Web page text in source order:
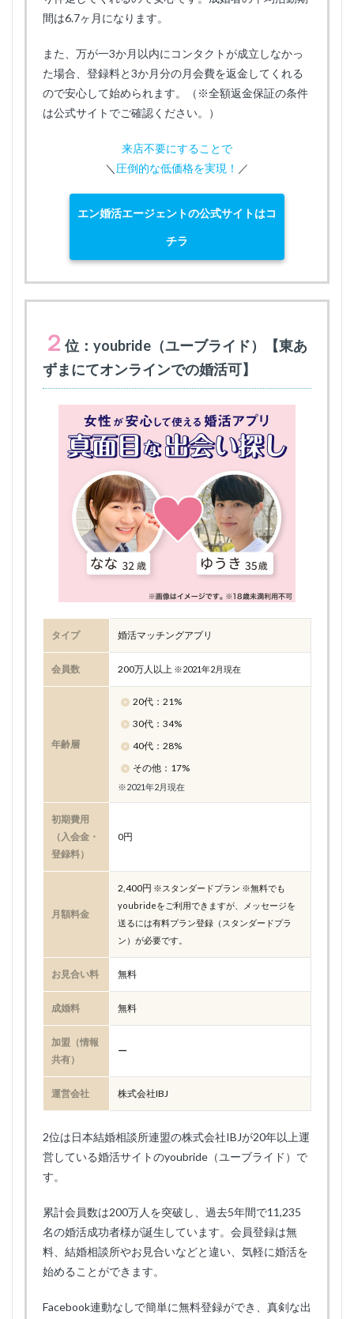
間は6.7ヶ月になります。
また、万が一3か月以内にコンタクトが成立しなかっ
た場合、登録料と3か月分の月会費を返金してくれる
ので安心して始められます。（※全額返金保証の条件
は公式サイトでご確認ください。）
来店不要にすることで
＼ 圧倒的な低価格を実現！ ／
エン婚活エージェントの公式サイトはコ
チラ
２ 位：youbride（ユーブライド）【東あ
ずまにてオンラインでの婚活可】
タイプ 婚活マッチングアプリ
会員数 200万人以上 ※2021年2月現在
年齢層
20代：21%
30代：34%
40代：28%
その他：17%
※2021年2月現在
初期費用
（入会金・
登録料）
0円
月額料金
2,400円 ※スタンダードプラン ※無料でも
youbrideをご利用できますが、メッセージを
送るには有料プラン登録（スタンダードプラ
ン）が必要です。
お見合い料 無料
成婚料 無料
加盟（情報
共有）
ー
運営会社 株式会社IBJ
2位は日本結婚相談所連盟の株式会社IBJが20年以上運
営している婚活サイトのyoubride（ユーブライド）で
す。
累計会員数は200万人を突破し、過去5年間で11,235
名の婚活成功者様が誕生しています。会員登録は無
料、結婚相談所やお見合いなどと違い、気軽に婚活を
始めることができます。
Facebook連動なしで簡単に無料登録ができ、真剣な出